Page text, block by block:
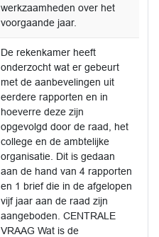
werkzaamheden over het
voorgaande jaar.
De rekenkamer heeft
onderzocht wat er gebeurt
met de aanbevelingen uit
eerdere rapporten en in
hoeverre deze zijn
opgevolgd door de raad, het
college en de ambtelijke
organisatie. Dit is gedaan
aan de hand van 4 rapporten
en 1 brief die in de afgelopen
vijf jaar aan de raad zijn
aangeboden. CENTRALE
VRAAG Wat is de